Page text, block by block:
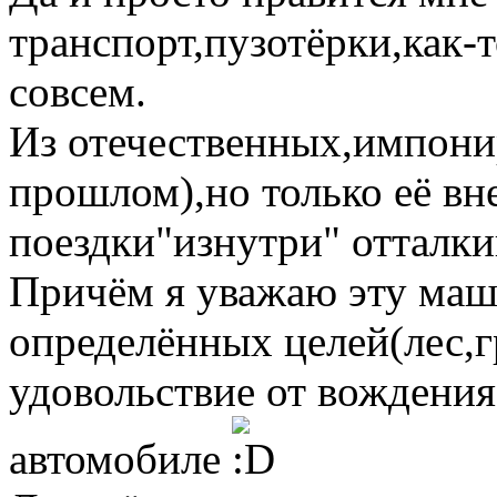
совсем.
Из
прошлом),но только её
поездки"изнутри"
Причём я уважаю эту
определённых
удовольствие от
автомобиле